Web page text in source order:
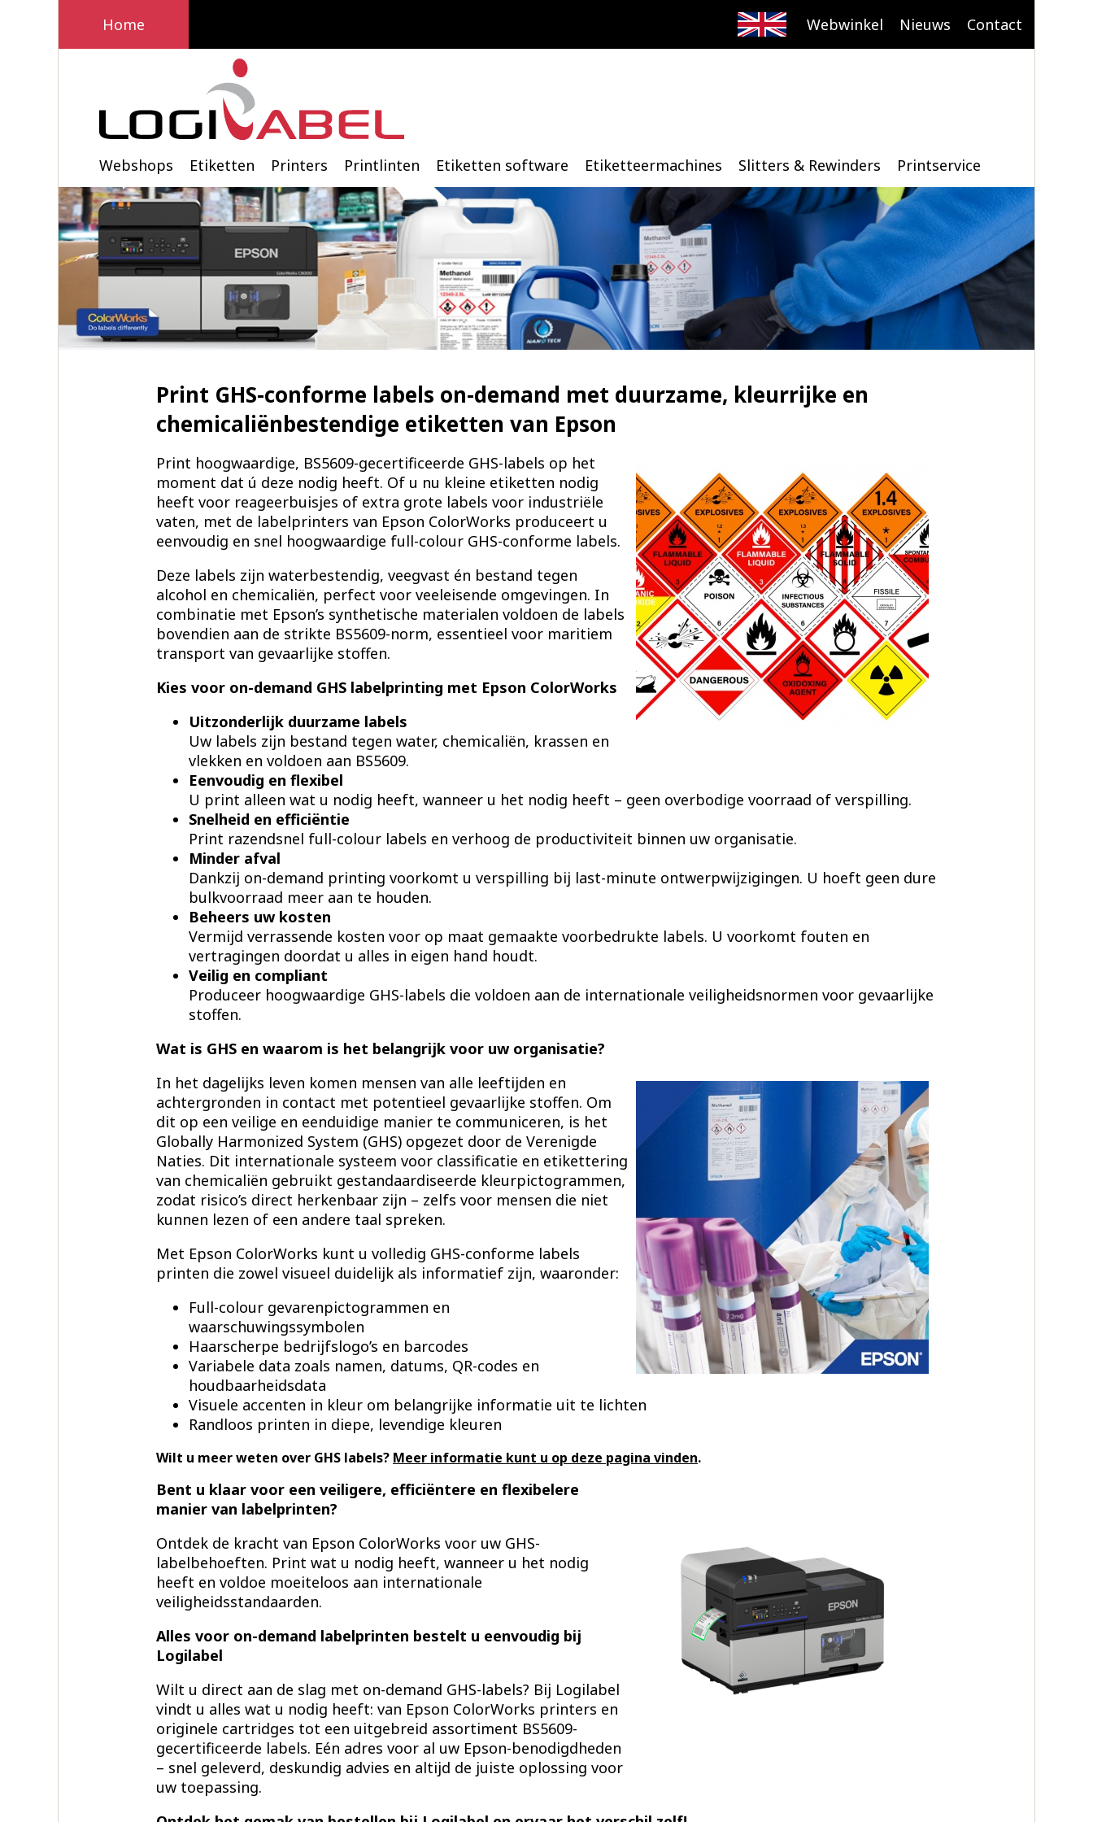
Home Contact
Nieuws
Webwinkel
Webshops Etiketten Printers Printlinten Etiketten software Etiketteermachines Slitters & Rewinders Printservice
Print GHS-conforme labels on-demand met duurzame, kleurrijke en
chemicaliënbestendige etiketten van Epson
Print hoogwaardige, BS5609-gecertificeerde GHS-labels op het
moment dat ú deze nodig heeft. Of u nu kleine etiketten nodig
heeft voor reageerbuisjes of extra grote labels voor industriële
vaten, met de labelprinters van Epson ColorWorks produceert u
eenvoudig en snel hoogwaardige full-colour GHS-conforme labels.
Deze labels zijn waterbestendig, veegvast én bestand tegen
alcohol en chemicaliën, perfect voor veeleisende omgevingen. In
combinatie met Epson’s synthetische materialen voldoen de labels
bovendien aan de strikte BS5609-norm, essentieel voor maritiem
transport van gevaarlijke stoffen.
Kies voor on-demand GHS labelprinting met Epson ColorWorks
Uitzonderlijk duurzame labels
Uw labels zijn bestand tegen water, chemicaliën, krassen en
vlekken en voldoen aan BS5609.
Eenvoudig en flexibel
U print alleen wat u nodig heeft, wanneer u het nodig heeft – geen overbodige voorraad of verspilling.
Snelheid en efficiëntie
Print razendsnel full-colour labels en verhoog de productiviteit binnen uw organisatie.
Minder afval
Dankzij on-demand printing voorkomt u verspilling bij last-minute ontwerpwijzigingen. U hoeft geen dure
bulkvoorraad meer aan te houden.
Beheers uw kosten
Vermijd verrassende kosten voor op maat gemaakte voorbedrukte labels. U voorkomt fouten en
vertragingen doordat u alles in eigen hand houdt.
Veilig en compliant
Produceer hoogwaardige GHS-labels die voldoen aan de internationale veiligheidsnormen voor gevaarlijke
stoffen.
Wat is GHS en waarom is het belangrijk voor uw organisatie?
In het dagelijks leven komen mensen van alle leeftijden en
achtergronden in contact met potentieel gevaarlijke stoffen. Om
dit op een veilige en eenduidige manier te communiceren, is het
Globally Harmonized System (GHS) opgezet door de Verenigde
Naties. Dit internationale systeem voor classificatie en etikettering
van chemicaliën gebruikt gestandaardiseerde kleurpictogrammen,
zodat risico’s direct herkenbaar zijn – zelfs voor mensen die niet
kunnen lezen of een andere taal spreken.
Met Epson ColorWorks kunt u volledig GHS-conforme labels
printen die zowel visueel duidelijk als informatief zijn, waaronder:
Full-colour gevarenpictogrammen en
waarschuwingssymbolen
Haarscherpe bedrijfslogo’s en barcodes
Variabele data zoals namen, datums, QR-codes en
houdbaarheidsdata
Visuele accenten in kleur om belangrijke informatie uit te lichten
Randloos printen in diepe, levendige kleuren
Wilt u meer weten over GHS labels? Meer informatie kunt u op deze pagina vinden.
Bent u klaar voor een veiligere, efficiëntere en flexibelere
manier van labelprinten?
Ontdek de kracht van Epson ColorWorks voor uw GHS-
labelbehoeften. Print wat u nodig heeft, wanneer u het nodig
heeft en voldoe moeiteloos aan internationale
veiligheidsstandaarden.
Alles voor on-demand labelprinten bestelt u eenvoudig bij
Logilabel
Wilt u direct aan de slag met on-demand GHS-labels? Bij Logilabel
vindt u alles wat u nodig heeft: van Epson ColorWorks printers en
originele cartridges tot een uitgebreid assortiment BS5609-
gecertificeerde labels. Eén adres voor al uw Epson-benodigdheden
– snel geleverd, deskundig advies en altijd de juiste oplossing voor
uw toepassing.